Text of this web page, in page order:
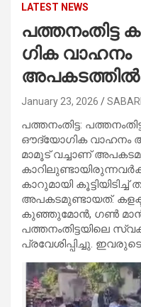
LATEST NEWS
ഗിക വാഹനം
January 23, 2026
പത്തനംതിട്ട:
ഔദ്യോഗിക വാഹനം
മാമൂട് വച്ചാണ്
കാറുമായി
അപകടമുണ്ടായത്.
കുഞ്ഞുമോൻ, ഗൺ മാൻ
പത്തനംതിട്ടയിലെ
പ്രവേശിപ്പിച്ചു.